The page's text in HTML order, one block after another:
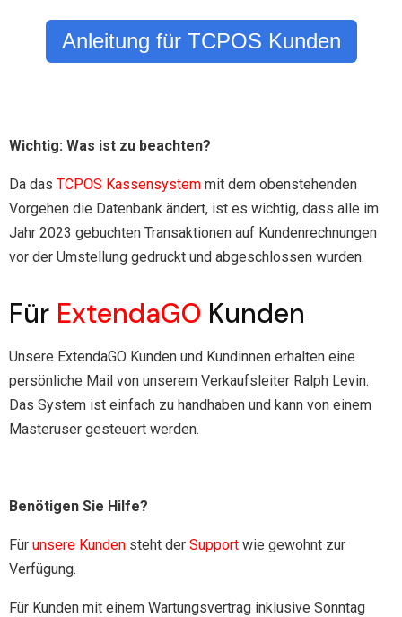
Anleitung für TCPOS Kunden
Wichtig: Was ist zu beachten?
Da das TCPOS Kassensystem mit dem obenstehenden
Vorgehen die Datenbank ändert, ist es wichtig, dass alle im
Jahr 2023 gebuchten Transaktionen auf Kundenrechnungen
vor der Umstellung gedruckt und abgeschlossen wurden.
Für ExtendaGO Kunden
Unsere ExtendaGO Kunden und Kundinnen erhalten eine
persönliche Mail von unserem Verkaufsleiter Ralph Levin.
Das System ist einfach zu handhaben und kann von einem
Masteruser gesteuert werden.
Benötigen Sie Hilfe?
Für unsere Kunden steht der Support wie gewohnt zur
Verfügung.
Für Kunden mit einem Wartungsvertrag inklusive Sonntag